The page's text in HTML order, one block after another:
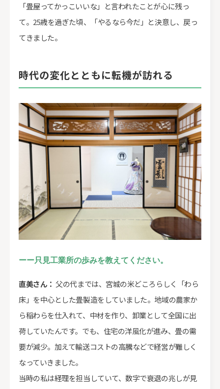
「畳屋ってかっこいいな」と言われたことが心に残っ
て。25歳を過ぎた頃、「やるなら今だ」と決意し、戻っ
てきました。
時代の変化とともに転機が訪れる
ーー只見工業所の歩みを教えてください。
直美さん： 父の代までは、宮城の米どころらしく「わら
床」を中心とした畳製造をしていました。地域の農家か
ら稲わらを仕入れて、中材を作り、卸業として全国に出
荷していたんです。でも、住宅の洋風化が進み、畳の需
要が減少。加えて輸送コストの高騰などで経営が難しく
なっていきました。
当時の私は経理を担当していて、数字で衰退の兆しが見